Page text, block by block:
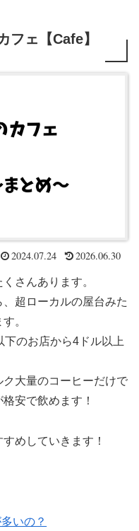
フェ【Cafe】
2024.07.24 2026.06.30
さんあります。
超ローカルの屋台みた
。
のお店から4ドル以上
大量のコーヒーだけで
安で飲めます！
めしていきます！
いの？